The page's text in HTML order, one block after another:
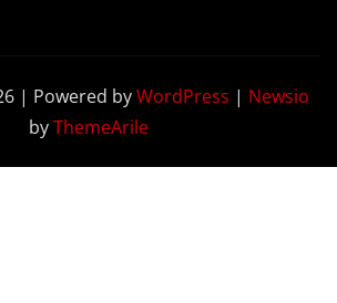
| Powered byWordPress | Newsio
byThemeArile